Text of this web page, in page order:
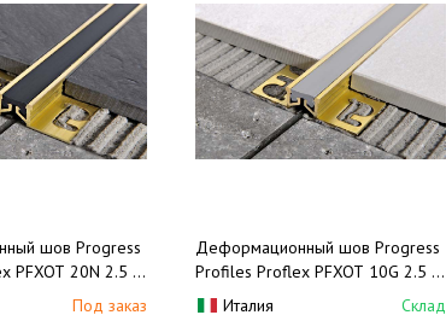
шов Progress
PFXOT 20N 2.5 м.
черный)Под заказ
Деформационный шов Progress
Profiles Proflex PFXOT 10G 2.5 м.
(натуральная латунь/серый)
Италия Склад